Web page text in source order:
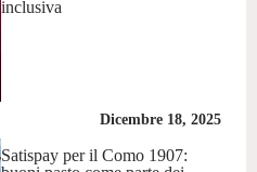
inclusiva
Dicembre 18, 2025
Satispay per il Como 1907: